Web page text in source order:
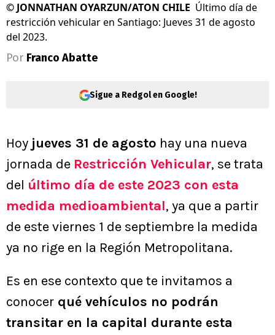
©JONNATHAN OYARZUN/ATON CHILE Último día de
restricción vehicular en Santiago: Jueves 31 de agosto
del 2023.
Por Franco Abatte
Sigue a Redgol en Google!
Hoy jueves 31 de agosto hay una nueva
jornada de Restricción Vehicular, se trata
del último día de este 2023 con esta
medida medioambiental, ya que a partir
de este viernes 1 de septiembre la medida
ya no rige en la Región Metropolitana.
Es en ese contexto que te invitamos a
conocer qué vehículos no podrán
transitar en la capital durante esta